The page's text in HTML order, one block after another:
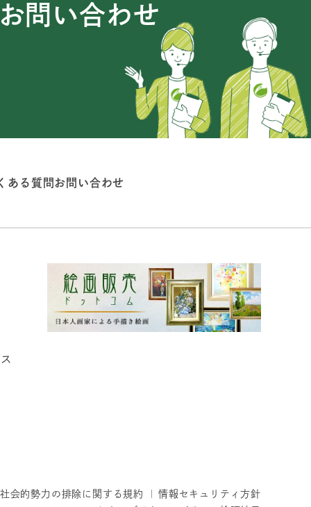
問い合わせ
ある質問お問い合わせ
会的勢力の排除に関する規約
情報セキュリティ方針